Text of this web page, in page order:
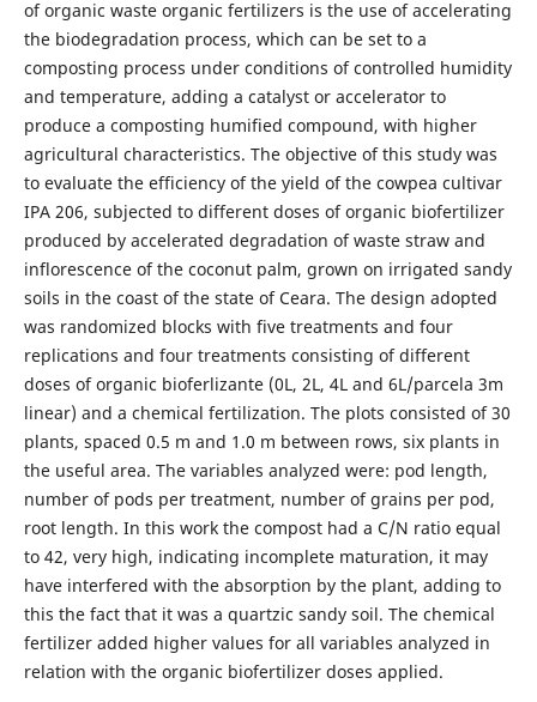
of organic waste organic fertilizers is the use of accelerating
the biodegradation process, which can be set to a
composting process under conditions of controlled humidity
and temperature, adding a catalyst or accelerator to
produce a composting humified compound, with higher
agricultural characteristics. The objective of this study was
to evaluate the efficiency of the yield of the cowpea cultivar
IPA 206, subjected to different doses of organic biofertilizer
produced by accelerated degradation of waste straw and
inflorescence of the coconut palm, grown on irrigated sandy
soils in the coast of the state of Ceara. The design adopted
was randomized blocks with five treatments and four
replications and four treatments consisting of different
doses of organic bioferlizante (0L, 2L, 4L and 6L/parcela 3m
linear) and a chemical fertilization. The plots consisted of 30
plants, spaced 0.5 m and 1.0 m between rows, six plants in
the useful area. The variables analyzed were: pod length,
number of pods per treatment, number of grains per pod,
root length. In this work the compost had a C/N ratio equal
to 42, very high, indicating incomplete maturation, it may
have interfered with the absorption by the plant, adding to
this the fact that it was a quartzic sandy soil. The chemical
fertilizer added higher values for all variables analyzed in
relation with the organic biofertilizer doses applied.